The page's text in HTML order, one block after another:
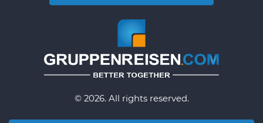
© 2026. All rights reserved.